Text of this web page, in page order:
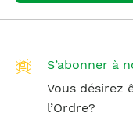
S’abonner à
Vous désirez
l’Ordre?